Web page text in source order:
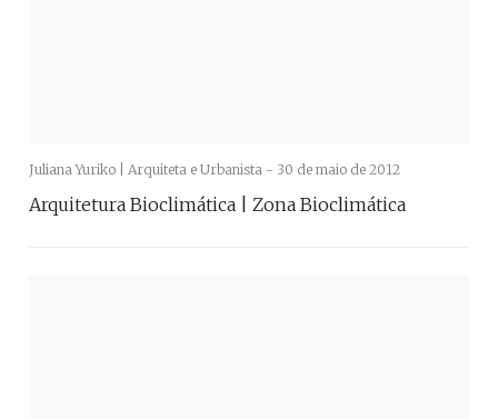
Juliana Yuriko | Arquiteta e Urbanista - 30 de maio de 2012
Arquitetura Bioclimática | Zona Bioclimática